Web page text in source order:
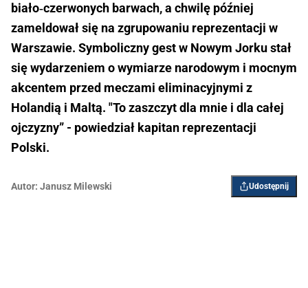
biało‑czerwonych barwach, a chwilę później
zameldował się na zgrupowaniu reprezentacji w
Warszawie. Symboliczny gest w Nowym Jorku stał
się wydarzeniem o wymiarze narodowym i mocnym
akcentem przed meczami eliminacyjnymi z
Holandią i Maltą. "To zaszczyt dla mnie i dla całej
ojczyzny” - powiedział kapitan reprezentacji
Polski.
Autor: Janusz Milewski Udostępnij